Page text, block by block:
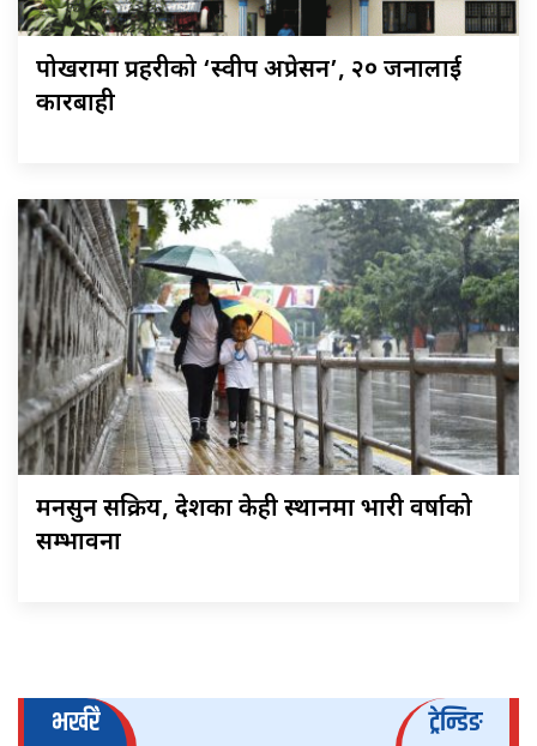
पोखरामा प्रहरीको ‘स्वीप अप्रेसन’, २० जनालाई
कारबाही
मनसुन सक्रिय, देशका केही स्थानमा भारी वर्षाको
सम्भावना
भर्खरै ट्रेन्डिङ